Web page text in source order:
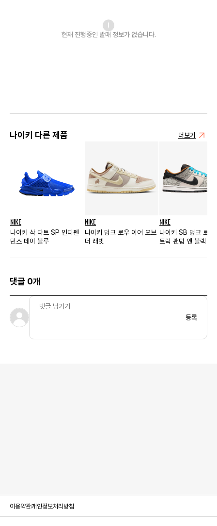
현재 진행중인 발매 정보가 없습니다.
나이키 다른 제품 더보기
NIKE
나이키 삭 다트 SP 인디펜
던스 데이 블루
NIKE
나이키 덩크 로우 이어 오브
더 래빗
NIKE
나이키 SB 덩크 로우
트릭 팬텀 앤 블랙
댓글 0개
등록
이용약관개인정보처리방침